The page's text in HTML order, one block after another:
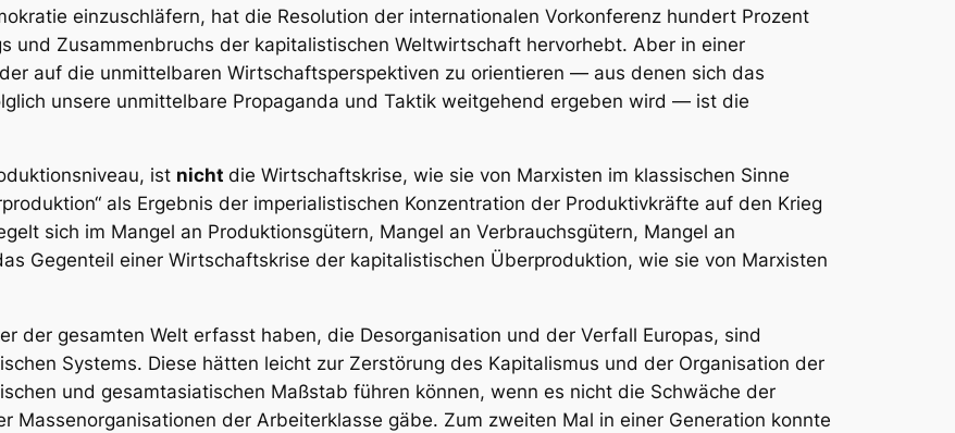
einzuschläfern, hat die Resolution der internationalen Vorkonferenz hundert Prozent
und Zusammenbruchs der kapitalistischen Weltwirtschaft hervorhebt. Aber in einer
auf die unmittelbaren Wirtschaftsperspektiven zu orientieren — aus denen sich das
unsere unmittelbare Propaganda und Taktik weitgehend ergeben wird — ist die
ist nicht die Wirtschaftskrise, wie sie von Marxisten im klassischen Sinne
als Ergebnis der imperialistischen Konzentration der Produktivkräfte auf den Krieg
sich im Mangel an Produktionsgütern, Mangel an Verbrauchsgütern, Mangel an
Gegenteil einer Wirtschaftskrise der kapitalistischen Überproduktion, wie sie von Marxisten
der gesamten Welt erfasst haben, die Desorganisation und der Verfall Europas, sind
Systems. Diese hätten leicht zur Zerstörung des Kapitalismus und der Organisation der
und gesamtasiatischen Maßstab führen können, wenn es nicht die Schwäche der
Massenorganisationen der Arbeiterklasse gäbe. Zum zweiten Mal in einer Generation konnte